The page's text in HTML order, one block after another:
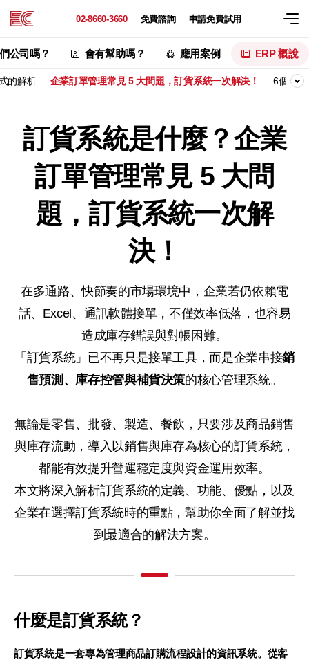
02-8660-3660 免費諮詢 申請免費試用
公司嗎？ 會有幫助嗎？ 應用案例 ERP 概說
的解析 企業訂單管理常見 5 大問題，訂貨系統一次解決！ 6個核
訂貨系統是什麼？企業
訂單管理常見 5 大問
題，訂貨系統一次解
決！
在多通路、快節奏的市場環境中，企業若仍依賴電
話、Excel、通訊軟體接單，不僅效率低落，也容易
造成庫存錯誤與對帳困難。
「訂貨系統」已不再只是接單工具，而是企業串接銷
售預測、庫存控管與補貨決策的核心管理系統。
無論是零售、批發、製造、餐飲，只要涉及商品銷售
與庫存流動，導入以銷售與庫存為核心的訂貨系統，
都能有效提升營運穩定度與資金運用效率。
本文將深入解析訂貨系統的定義、功能、優點，以及
企業在選擇訂貨系統時的重點，幫助你全面了解並找
到最適合的解決方案。
什麼是訂貨系統？
訂貨系統是一套專為管理商品訂購流程設計的資訊系統。從客